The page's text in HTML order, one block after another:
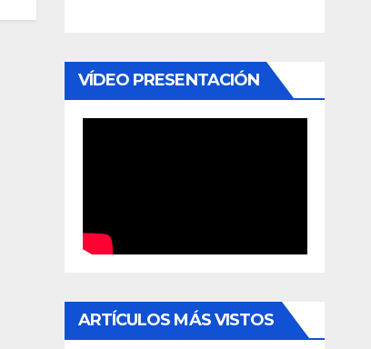
VÍDEO PRESENTACIÓN
ARTÍCULOS MÁS VISTOS